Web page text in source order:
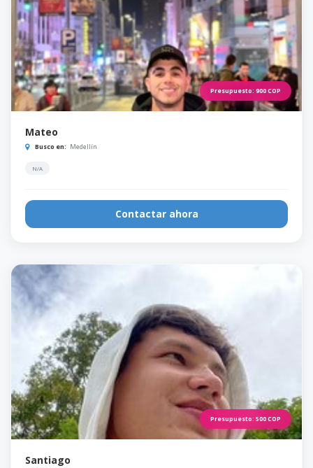
Presupuesto: 900COP
Mateo
Busco en: Medellín
N/A
Contactar ahora
Presupuesto: 500COP
Santiago